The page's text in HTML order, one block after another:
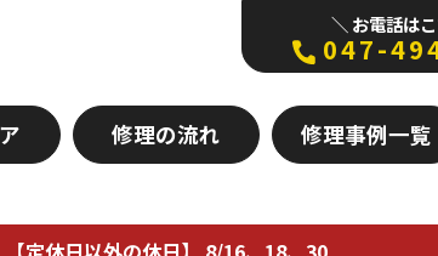
＼ お電話は
047-
修理の流れ 修理事例一覧